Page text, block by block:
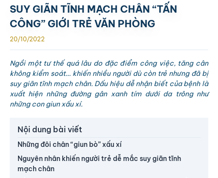
SUY GIÃN TĨNH MẠCH CHÂN “TẤN
CÔNG” GIỚI TRẺ VĂN PHÒNG
20/10/2022
Ngồi một tư thế quá lâu do đặc điểm công việc, tăng cân
không kiểm soát… khiến nhiều người dù còn trẻ nhưng đã bị
suy giãn tĩnh mạch chân. Dấu hiệu dễ nhận biết của bệnh là
xuất hiện những đường gân xanh tím dưới da trông như
những con giun xấu xí.
Nội dung bài viết
Những đôi chân “giun bò” xấu xí
Nguyên nhân khiến người trẻ dễ mắc suy giãn tĩnh
mạch chân